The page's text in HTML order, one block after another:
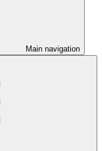
Main navigation